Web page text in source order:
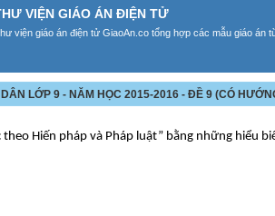
VIỆN GIÁO ÁN ĐIỆN TỬ
viện giáo án điện tử GiaoAn.co tổng hợp các mẫu giáo án
LỚP 9 - NĂM HỌC 2015-2016 - ĐỀ 9 (CÓ
Hiến pháp và Pháp luật” bằng những hiểu